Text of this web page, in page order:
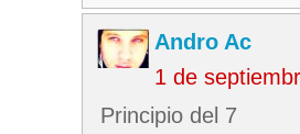
Andro Ac
1 de
Principio del 7